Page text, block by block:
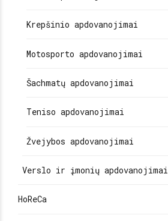
Krepšinio apdovanojimai
Motosporto apdovanojimai
Šachmatų apdovanojimai
Teniso apdovanojimai
Žvejybos apdovanojimai
Verslo ir įmonių apdovanojimai
HoReCa